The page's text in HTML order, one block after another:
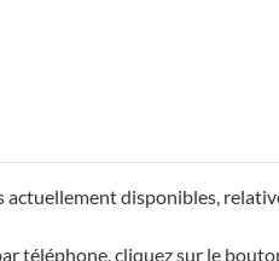
disponibles,
téléphone, cliquez sur le